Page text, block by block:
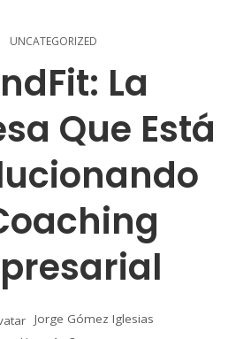
UNCATEGORIZED
La
Que Está
Jorge Gómez Iglesias